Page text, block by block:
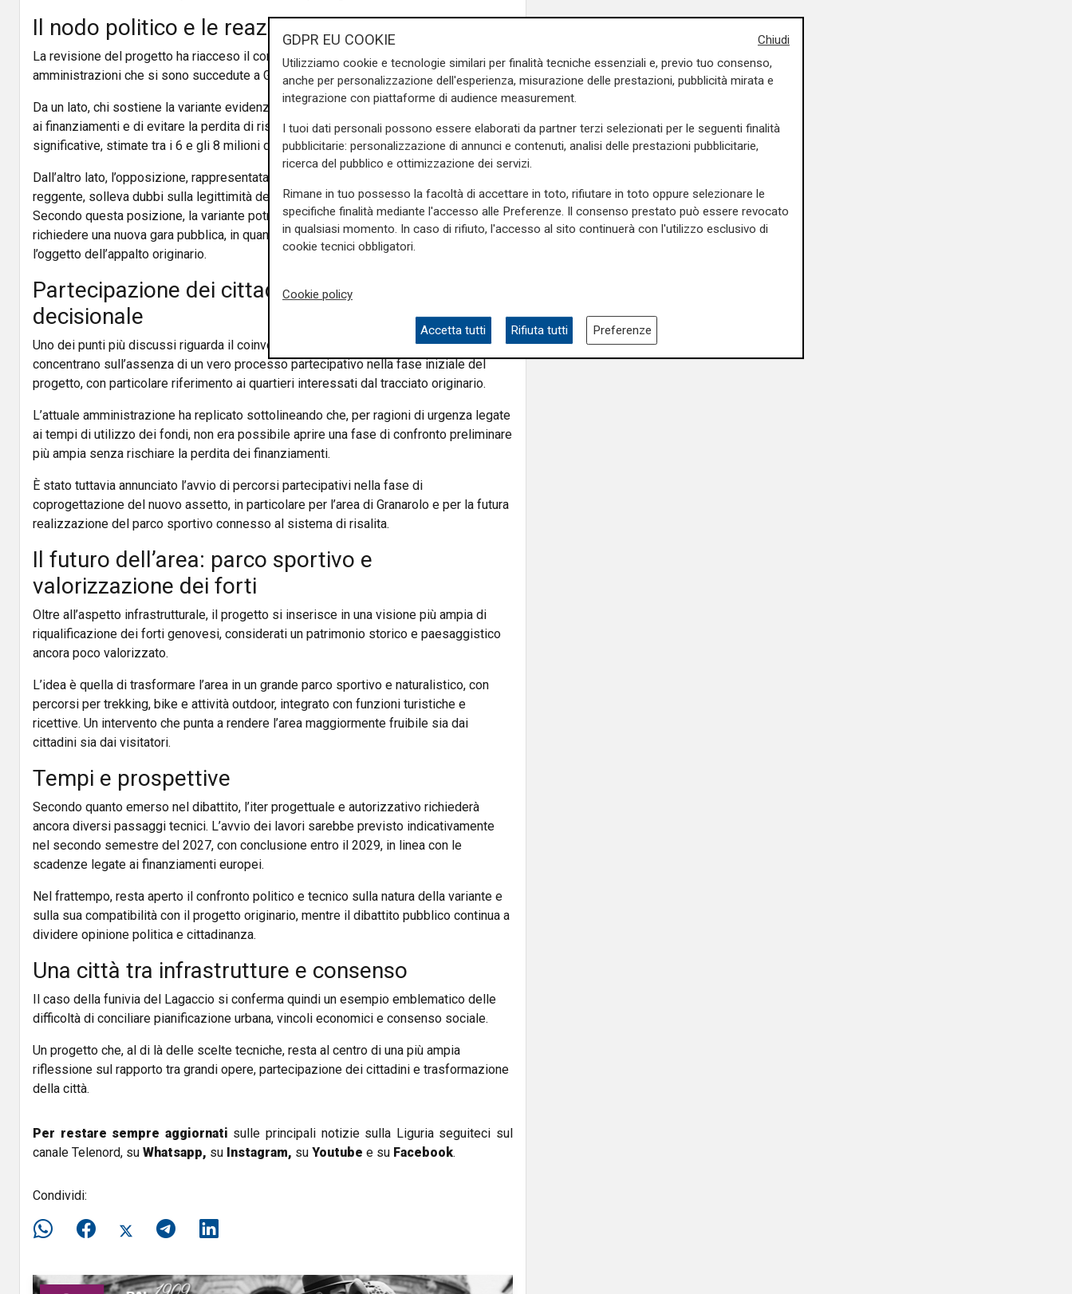
Il nodo politico e le reazioni
La revisione del progetto ha riacceso il confronto politico tra le diverse
amministrazioni che si sono succedute a Genova.
Da un lato, chi sostiene la variante evidenzia la necessità di rispettare i vincoli legati
ai finanziamenti e di evitare la perdita di risorse pubbliche o il pagamento di penali
significative, stimate tra i 6 e gli 8 milioni di euro, oltre ai circa 20 milioni già impegnati.
Dall’altro lato, l’opposizione, rappresentata anche da Pietro Picciocchi, ex sindaco
reggente, solleva dubbi sulla legittimità della modifica sostanziale del progetto.
Secondo questa posizione, la variante potrebbe configurare un cambiamento tale da
richiedere una nuova gara pubblica, in quanto altererebbe in modo significativo
l’oggetto dell’appalto originario.
Partecipazione dei cittadini e processo
decisionale
Uno dei punti più discussi riguarda il coinvolgimento dei cittadini. Le critiche si
concentrano sull’assenza di un vero processo partecipativo nella fase iniziale del
progetto, con particolare riferimento ai quartieri interessati dal tracciato originario.
L’attuale amministrazione ha replicato sottolineando che, per ragioni di urgenza legate
ai tempi di utilizzo dei fondi, non era possibile aprire una fase di confronto preliminare
più ampia senza rischiare la perdita dei finanziamenti.
È stato tuttavia annunciato l’avvio di percorsi partecipativi nella fase di
coprogettazione del nuovo assetto, in particolare per l’area di Granarolo e per la futura
realizzazione del parco sportivo connesso al sistema di risalita.
Il futuro dell’area: parco sportivo e
valorizzazione dei forti
Oltre all’aspetto infrastrutturale, il progetto si inserisce in una visione più ampia di
riqualificazione dei forti genovesi, considerati un patrimonio storico e paesaggistico
ancora poco valorizzato.
L’idea è quella di trasformare l’area in un grande parco sportivo e naturalistico, con
percorsi per trekking, bike e attività outdoor, integrato con funzioni turistiche e
ricettive. Un intervento che punta a rendere l’area maggiormente fruibile sia dai
cittadini sia dai visitatori.
Tempi e prospettive
Secondo quanto emerso nel dibattito, l’iter progettuale e autorizzativo richiederà
ancora diversi passaggi tecnici. L’avvio dei lavori sarebbe previsto indicativamente
nel secondo semestre del 2027, con conclusione entro il 2029, in linea con le
scadenze legate ai finanziamenti europei.
Nel frattempo, resta aperto il confronto politico e tecnico sulla natura della variante e
sulla sua compatibilità con il progetto originario, mentre il dibattito pubblico continua a
dividere opinione politica e cittadinanza.
Una città tra infrastrutture e consenso
Il caso della funivia del Lagaccio si conferma quindi un esempio emblematico delle
difficoltà di conciliare pianificazione urbana, vincoli economici e consenso sociale.
Un progetto che, al di là delle scelte tecniche, resta al centro di una più ampia
riflessione sul rapporto tra grandi opere, partecipazione dei cittadini e trasformazione
della città.
Per restare sempre aggiornati sulle principali notizie sulla Liguria seguiteci sul
canale Telenord, su Whatsapp, su Instagram, su Youtube e su Facebook.
Condividi:
Chiudi
GDPR EU COOKIE
Utilizziamo cookie e tecnologie similari per finalità tecniche essenziali e, previo tuo consenso,
anche per personalizzazione dell'esperienza, misurazione delle prestazioni, pubblicità mirata e
integrazione con piattaforme di audience measurement.
I tuoi dati personali possono essere elaborati da partner terzi selezionati per le seguenti finalità
pubblicitarie: personalizzazione di annunci e contenuti, analisi delle prestazioni pubblicitarie,
ricerca del pubblico e ottimizzazione dei servizi.
Rimane in tuo possesso la facoltà di accettare in toto, rifiutare in toto oppure selezionare le
specifiche finalità mediante l'accesso alle Preferenze. Il consenso prestato può essere revocato
in qualsiasi momento. In caso di rifiuto, l'accesso al sito continuerà con l'utilizzo esclusivo di
cookie tecnici obbligatori.
Cookie policy
Accetta tutti Rifiuta tutti Preferenze